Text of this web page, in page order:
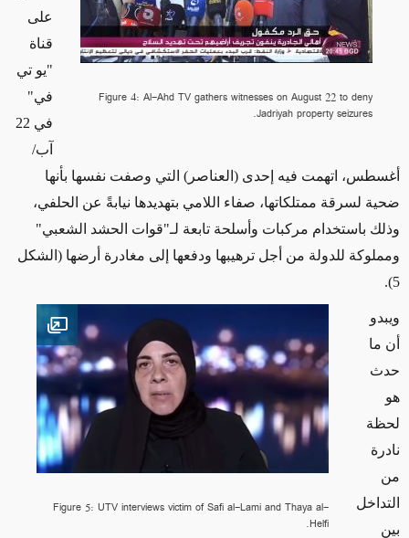
Figure 4: Al-Ahd TV gathers witnesses on August 22 to deny
Jadriyah property seizures.
على
قناة
"يو تي
في"
في 22
آب/
أغسطس، اتهمت فيه إحدى (العناصر) التي وصفت نفسها بأنها
ضحية لسرقة ممتلكاتها، صفاء اللامي بتهديدها نيابةً عن الحلفي،
وذلك باستخدام مركبات وأسلحة تابعة لـ"قوات الحشد الشعبي"
ومملوكة للدولة من أجل ترهيبها ودفعها إلى مغادرة أرضها (الشكل
5)
.
image
Figure 5: UTV interviews victim of Safi al-Lami and Thaya al-
Helfi.
ويبدو
أن ما
حدث
هو
لحظة
نادرة
من
التداخل
بين